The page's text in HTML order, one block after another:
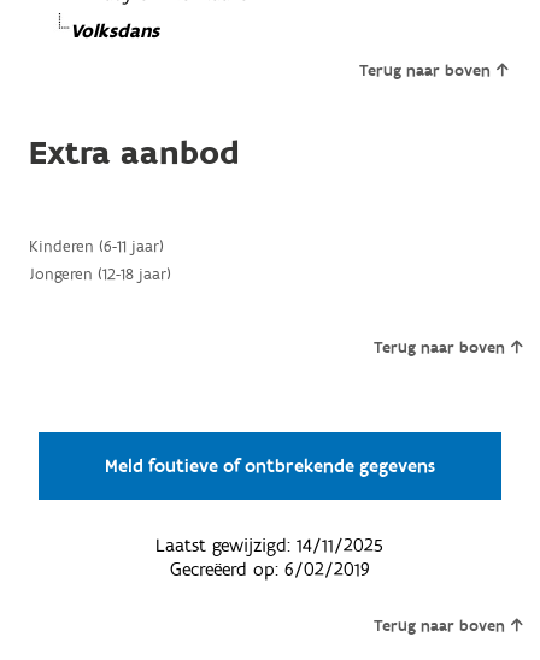
Volksdans
Terug naar boven
Extra aanbod
Kinderen (6-11 jaar)
Jongeren (12-18 jaar)
Terug naar boven
Meld foutieve of ontbrekende gegevens
Laatst gewijzigd:14/11/2025
Gecreëerd op: 6/02/2019
Terug naar boven